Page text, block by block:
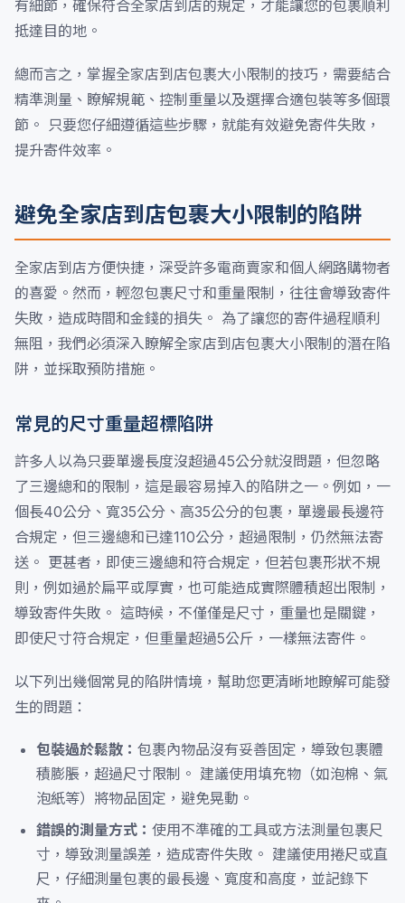
有細節，確保符合全家店到店的規定，才能讓您的包裹順利
抵達目的地。
總而言之，掌握全家店到店包裹大小限制的技巧，需要結合
精準測量、瞭解規範、控制重量以及選擇合適包裝等多個環
節。 只要您仔細遵循這些步驟，就能有效避免寄件失敗，
提升寄件效率。
避免全家店到店包裹大小限制的陷阱
全家店到店方便快捷，深受許多電商賣家和個人網路購物者
的喜愛。然而，輕忽包裹尺寸和重量限制，往往會導致寄件
失敗，造成時間和金錢的損失。 為了讓您的寄件過程順利
無阻，我們必須深入瞭解全家店到店包裹大小限制的潛在陷
阱，並採取預防措施。
常見的尺寸重量超標陷阱
許多人以為只要單邊長度沒超過45公分就沒問題，但忽略
了三邊總和的限制，這是最容易掉入的陷阱之一。例如，一
個長40公分、寬35公分、高35公分的包裹，單邊最長邊符
合規定，但三邊總和已達110公分，超過限制，仍然無法寄
送。 更甚者，即使三邊總和符合規定，但若包裹形狀不規
則，例如過於扁平或厚實，也可能造成實際體積超出限制，
導致寄件失敗。 這時候，不僅僅是尺寸，重量也是關鍵，
即使尺寸符合規定，但重量超過5公斤，一樣無法寄件。
以下列出幾個常見的陷阱情境，幫助您更清晰地瞭解可能發
生的問題：
包裝過於鬆散： 包裹內物品沒有妥善固定，導致包裹體
積膨脹，超過尺寸限制。 建議使用填充物（如泡棉、氣
泡紙等）將物品固定，避免晃動。
錯誤的測量方式： 使用不準確的工具或方法測量包裹尺
寸，導致測量誤差，造成寄件失敗。 建議使用捲尺或直
尺，仔細測量包裹的最長邊、寬度和高度，並記錄下